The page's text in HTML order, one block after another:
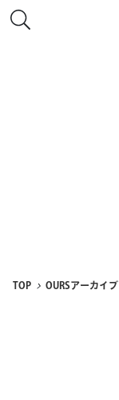
TOP OURSアーカイブ